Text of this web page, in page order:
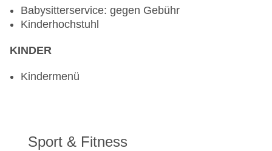
Babysitterservice: gegen Gebühr
Kinderhochstuhl
KINDER
Kindermenü
Sport & Fitness